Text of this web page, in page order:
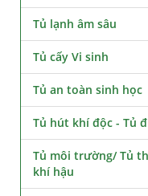
Tủ lạnh âm sâu
Tủ cấy Vi sinh
Tủ an toàn sinh học
Tủ hút khí độc - Tủ
Tủ môi trường/ Tủ
khí hậu